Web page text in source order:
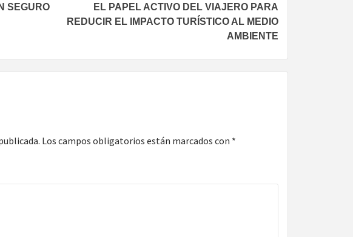
SEGURO
EL PAPEL ACTIVO DEL VIAJERO PARA
REDUCIR EL IMPACTO TURÍSTICO AL MEDIO
AMBIENTE
Los campos obligatorios están marcados con *